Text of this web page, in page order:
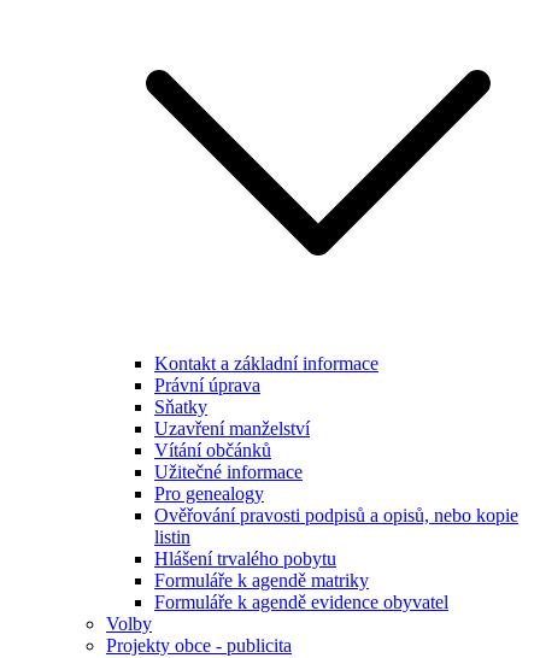
Kontakt a základní informace
Právní úprava
Sňatky
Uzavření manželství
Vítání občánků
Užitečné informace
Pro genealogy
Ověřování pravosti podpisů a opisů, nebo kopie
listin
Hlášení trvalého pobytu
Formuláře k agendě matriky
Formuláře k agendě evidence obyvatel
Volby
Projekty obce - publicita